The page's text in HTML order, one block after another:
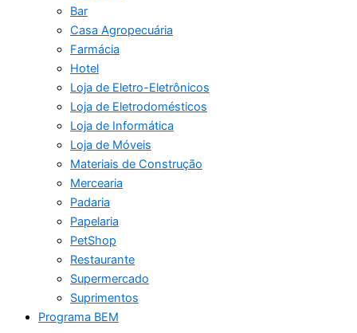
Bar
Casa Agropecuária
Farmácia
Hotel
Loja de Eletro-Eletrônicos
Loja de Eletrodomésticos
Loja de Informática
Loja de Móveis
Materiais de Construção
Mercearia
Padaria
Papelaria
PetShop
Restaurante
Supermercado
Suprimentos
Programa BEM